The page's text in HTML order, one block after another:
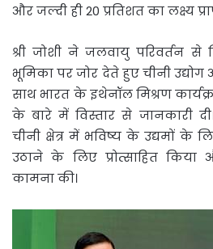
और जल्दी ही 20 प्रतिशत का लक्ष्य
श्री जोशी ने जलवायु परिवर्तन
भूमिका पर जोर देते हुए चीनी
साथ भारत के इथेनॉल मिश्रण
के बारे में विस्तार से जानकारी दी।
चीनी क्षेत्र में भविष्य के उद्यमों
उठाने के लिए प्रोत्साहित
कामना की।